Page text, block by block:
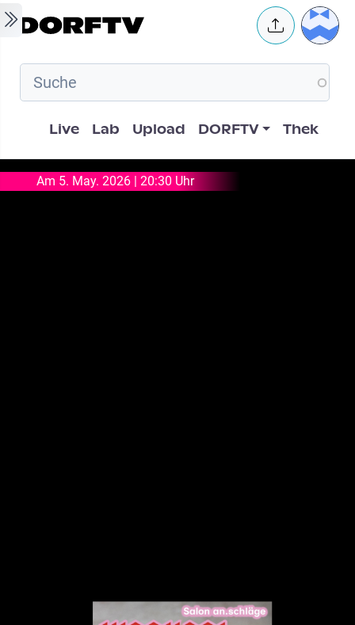
Skip to main content User
Hauptnavigation
Live Lab Upload DORFTV Thek
Am 5. May. 2026 | 20:30 Uhr